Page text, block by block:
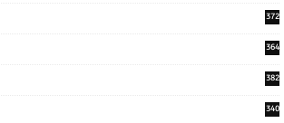
372
364
382
340